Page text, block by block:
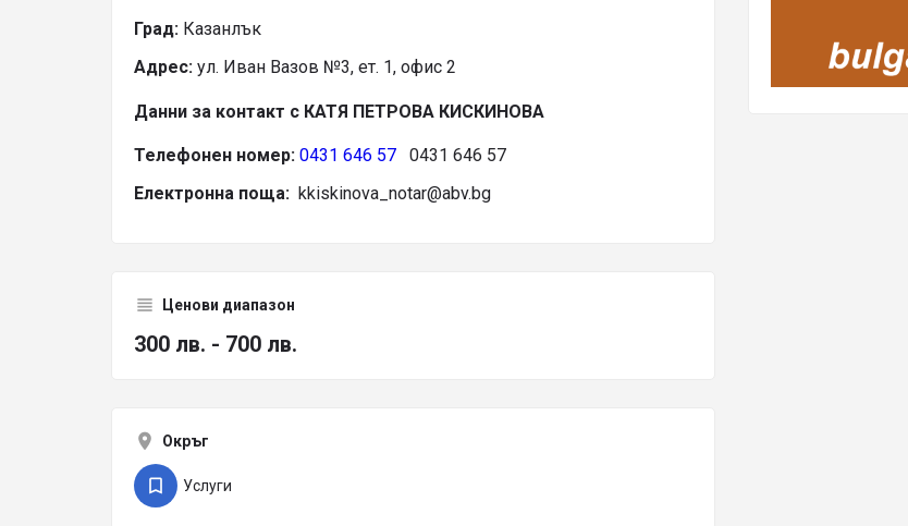
Град: Казанлък
Адрес: ул. Иван Вазов №3, ет. 1, офис 2
Данни за контакт с КАТЯ ПЕТРОВА КИСКИНОВА
Телефонен номер: 0431 646 57 0431 646 57
Електронна поща: kkiskinova_notar@abv.bg
Ценови диапазон
300 лв. - 700 лв.
Окръг
Услуги